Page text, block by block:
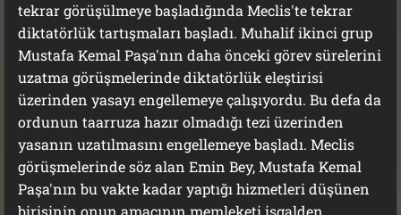
tekrar görüşülmeye başladığında Meclis'te tekrar
diktatörlük tartışmaları başladı. Muhalif ikinci grup
Mustafa Kemal Paşa'nın daha önceki görev sürelerini
uzatma görüşmelerinde diktatörlük eleştirisi
üzerinden yasayı engellemeye çalışıyordu. Bu defa da
ordunun taarruza hazır olmadığı tezi üzerinden
yasanın uzatılmasını engellemeye başladı. Meclis
görüşmelerinde söz alan Emin Bey, Mustafa Kemal
Paşa'nın bu vakte kadar yaptığı hizmetleri düşünen
birisinin onun amacının memleketi işgalden